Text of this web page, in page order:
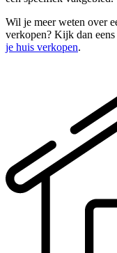
Wil je meer weten over
verkopen? Kijk dan
je huis verkopen.